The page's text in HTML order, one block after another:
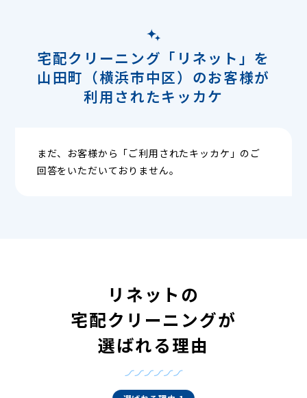
宅配クリーニング「リネット」を
山田町（横浜市中区）のお客様が
利用されたキッカケ
まだ、お客様から「ご利用されたキッカケ」のご
回答をいただいておりません。
リネットの
宅配クリーニングが
選ばれる理由